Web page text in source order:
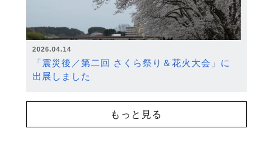
2026.04.14
「震災後／第二回 さくら祭り＆花火大会」に
出展しました
もっと見る